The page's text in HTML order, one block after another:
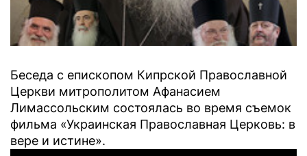
Беседа с епископом Кипрской Православной
Церкви митрополитом Афанасием
Лимассольским состоялась во время съемок
фильма «Украинская Православная Церковь: в
вере и истине».